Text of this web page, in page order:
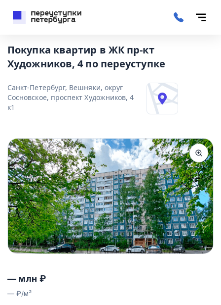
Покупка квартир в ЖК пр-кт
Художников, 4 по переуступке
Санкт-Петербург, Вешняки, округ
Сосновское, проспект Художников, 4
к1
— млн ₽
—₽/м²